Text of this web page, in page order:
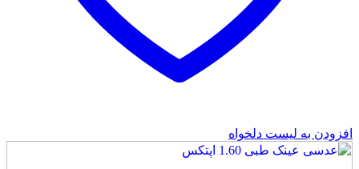
افزودن به لیست دلخواه